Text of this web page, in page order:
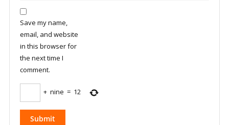
Save my name,
email, and website
in this browser for
the next time I
comment.
+ nine = 12